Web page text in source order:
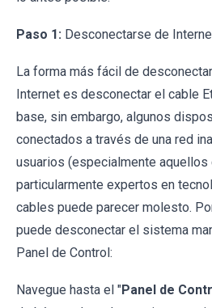
Paso 1: Desconectarse de
La forma más fácil de
Internet es desconectar el cable
base, sin embargo, algunos
conectados a través de una red
usuarios (especialmente aquellos
particularmente expertos en
cables puede parecer molesto.
puede desconectar el sistema
Panel de Control:
Navegue hasta el "Panel de